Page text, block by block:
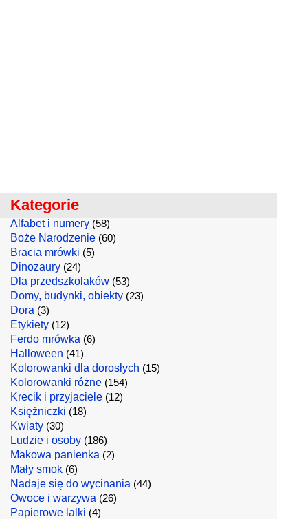
Kategorie
Alfabet i numery (58)
Boże Narodzenie (60)
Bracia mrówki (5)
Dinozaury (24)
Dla przedszkolaków (53)
Domy, budynki, obiekty (23)
Dora (3)
Etykiety (12)
Ferdo mrówka (6)
Halloween (41)
Kolorowanki dla dorosłych (15)
Kolorowanki różne (154)
Krecik i przyjaciele (12)
Księżniczki (18)
Kwiaty (30)
Ludzie i osoby (186)
Makowa panienka (2)
Mały smok (6)
Nadaje się do wycinania (44)
Owoce i warzywa (26)
Papierowe lalki (4)